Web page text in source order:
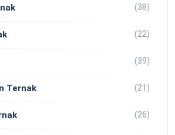
(38)
(22)
(39)
Ternak (21)
(26)